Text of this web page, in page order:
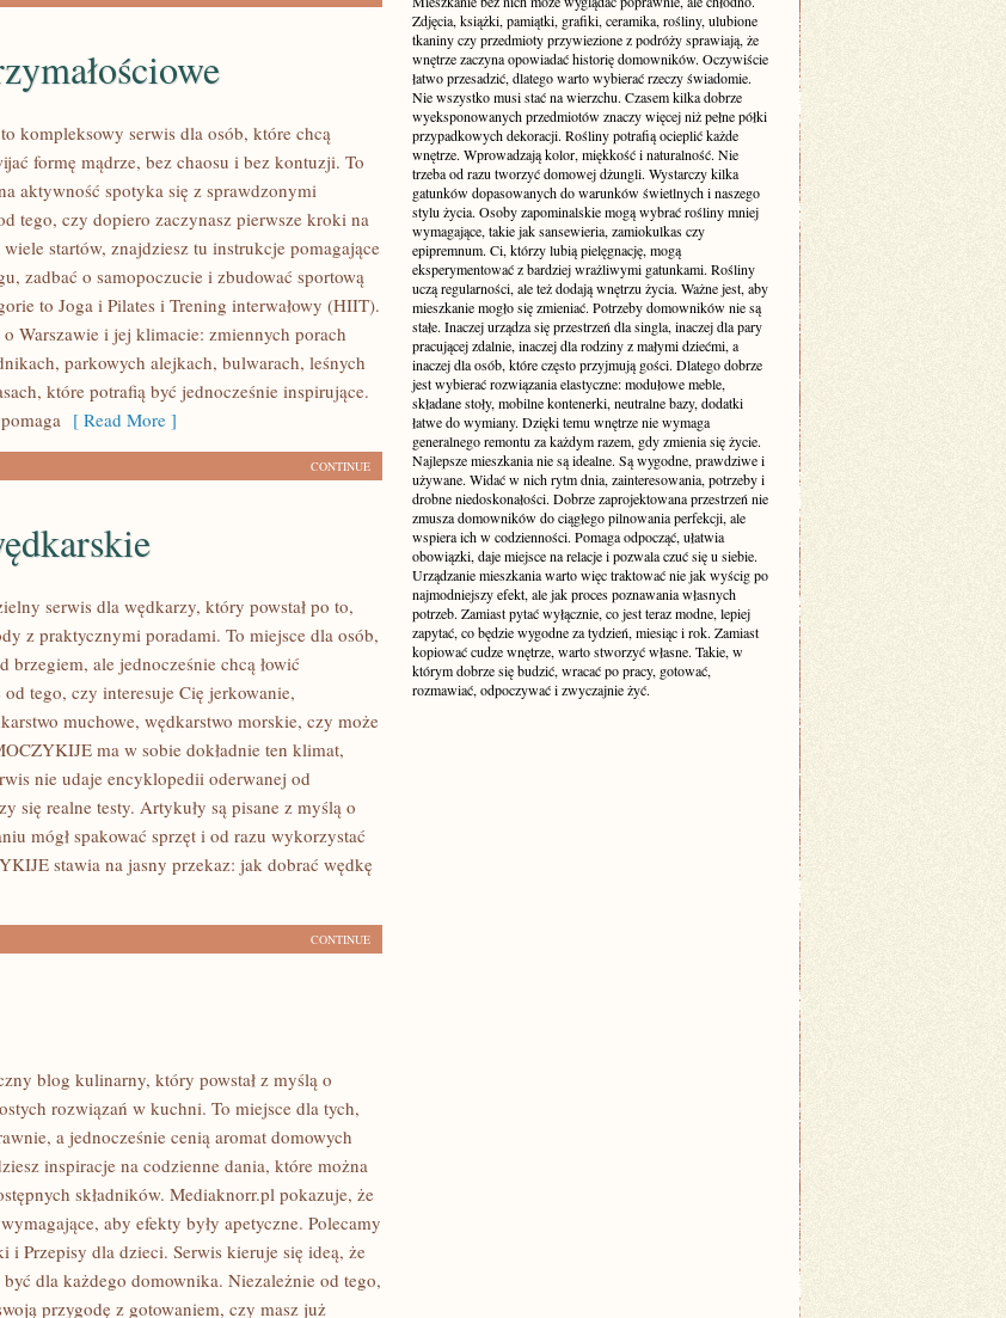
kompleksowy serwis dla osób, które chcą
formę mądrze, bez chaosu i bez kontuzji. To
aktywność spotyka się z sprawdzonymi
tego, czy dopiero zaczynasz pierwsze kroki na
startów, znajdziesz tu instrukcje pomagające
zadbać o samopoczucie i zbudować sportową
to Joga i Pilates i Trening interwałowy (HIIT).
o Warszawie i jej klimacie: zmiennych porach
parkowych alejkach, bulwarach, leśnych
które potrafią być jednocześnie inspirujące.
[ Read More ]
CONTINUE
serwis dla wędkarzy, który powstał po to,
z praktycznymi poradami. To miejsce dla osób,
brzegiem, ale jednocześnie chcą łowić
tego, czy interesuje Cię jerkowanie,
muchowe, wędkarstwo morskie, czy może
ma w sobie dokładnie ten klimat,
nie udaje encyklopedii oderwanej od
się realne testy. Artykuły są pisane z myślą o
mógł spakować sprzęt i od razu wykorzystać
stawia na jasny przekaz: jak dobrać wędkę
CONTINUE
blog kulinarny, który powstał z myślą o
rozwiązań w kuchni. To miejsce dla tych,
a jednocześnie cenią aromat domowych
inspiracje na codzienne dania, które można
składników. Mediaknorr.pl pokazuje, że
aby efekty były apetyczne. Polecamy
i Przepisy dla dzieci. Serwis kieruje się ideą, że
dla każdego domownika. Niezależnie od tego,
przygodę z gotowaniem, czy masz już
Zdjęcia, książki, pamiątki, grafiki, ceramika, rośliny, ulubione
tkaniny czy przedmioty przywiezione z podróży sprawiają, że
wnętrze zaczyna opowiadać historię domowników. Oczywiście
łatwo przesadzić, dlatego warto wybierać rzeczy świadomie.
Nie wszystko musi stać na wierzchu. Czasem kilka dobrze
wyeksponowanych przedmiotów znaczy więcej niż pełne półki
przypadkowych dekoracji. Rośliny potrafią ocieplić każde
wnętrze. Wprowadzają kolor, miękkość i naturalność. Nie
trzeba od razu tworzyć domowej dżungli. Wystarczy kilka
gatunków dopasowanych do warunków świetlnych i naszego
stylu życia. Osoby zapominalskie mogą wybrać rośliny mniej
wymagające, takie jak sansewieria, zamiokulkas czy
epipremnum. Ci, którzy lubią pielęgnację, mogą
eksperymentować z bardziej wrażliwymi gatunkami. Rośliny
uczą regularności, ale też dodają wnętrzu życia. Ważne jest, aby
mieszkanie mogło się zmieniać. Potrzeby domowników nie są
stałe. Inaczej urządza się przestrzeń dla singla, inaczej dla pary
pracującej zdalnie, inaczej dla rodziny z małymi dziećmi, a
inaczej dla osób, które często przyjmują gości. Dlatego dobrze
jest wybierać rozwiązania elastyczne: modułowe meble,
składane stoły, mobilne kontenerki, neutralne bazy, dodatki
łatwe do wymiany. Dzięki temu wnętrze nie wymaga
generalnego remontu za każdym razem, gdy zmienia się życie.
Najlepsze mieszkania nie są idealne. Są wygodne, prawdziwe i
używane. Widać w nich rytm dnia, zainteresowania, potrzeby i
drobne niedoskonałości. Dobrze zaprojektowana przestrzeń nie
zmusza domowników do ciągłego pilnowania perfekcji, ale
wspiera ich w codzienności. Pomaga odpocząć, ułatwia
obowiązki, daje miejsce na relacje i pozwala czuć się u siebie.
Urządzanie mieszkania warto więc traktować nie jak wyścig po
najmodniejszy efekt, ale jak proces poznawania własnych
potrzeb. Zamiast pytać wyłącznie, co jest teraz modne, lepiej
zapytać, co będzie wygodne za tydzień, miesiąc i rok. Zamiast
kopiować cudze wnętrze, warto stworzyć własne. Takie, w
którym dobrze się budzić, wracać po pracy, gotować,
rozmawiać, odpoczywać i zwyczajnie żyć.